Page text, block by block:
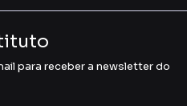
para receber a newsletter do